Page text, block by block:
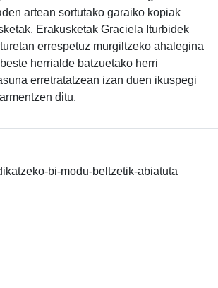
artean sortutako garaiko kopiak
Erakusketak Graciela Iturbidek
errespetuz murgiltzeko ahalegina
herrialde batzuetako herri
erretratatzean izan duen ikuspegi
ditu.